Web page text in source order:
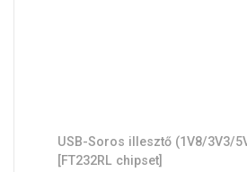
USB-Soros illesztő (1V8/3V3/
[FT232RL chipset]